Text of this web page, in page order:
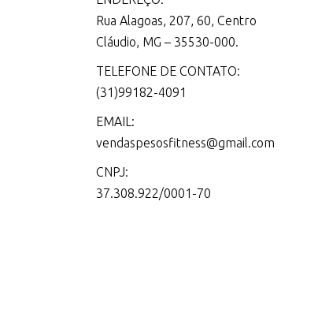
Rua Alagoas, 207, 60, Centro
Cláudio, MG – 35530-000.
TELEFONE DE CONTATO:
(31)99182-4091
EMAIL:
vendaspesosfitness@gmail.com
CNPJ:
37.308.922/0001-70